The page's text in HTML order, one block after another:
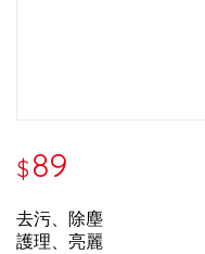
$89
去污、除塵
護理、亮麗